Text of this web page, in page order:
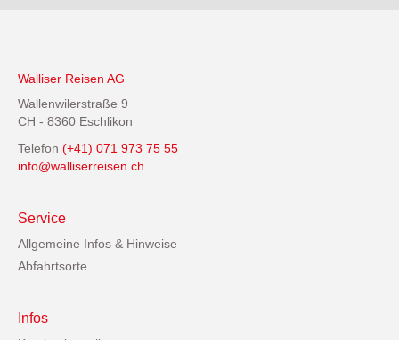
Walliser Reisen AG
Wallenwilerstraße 9
CH - 8360 Eschlikon
Telefon (+41) 071 973 75 55
info@walliserreisen.ch
Service
Allgemeine Infos & Hinweise
Abfahrtsorte
Infos